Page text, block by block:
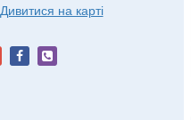
Дивитися на карті